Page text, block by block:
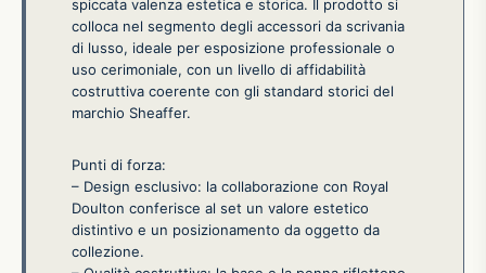
spiccata valenza estetica e storica. Il prodotto si
colloca nel segmento degli accessori da scrivania
di lusso, ideale per esposizione professionale o
uso cerimoniale, con un livello di affidabilità
costruttiva coerente con gli standard storici del
marchio Sheaffer.
Punti di forza:
– Design esclusivo: la collaborazione con Royal
Doulton conferisce al set un valore estetico
distintivo e un posizionamento da oggetto da
collezione.